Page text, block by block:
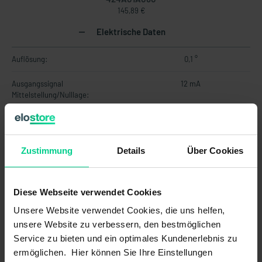
Zustimmung Details Über Cookies
Diese Webseite verwendet Cookies
Unsere Website verwendet Cookies, die uns helfen,
unsere Website zu verbessern, den bestmöglichen
Service zu bieten und ein optimales Kundenerlebnis zu
ermöglichen. Hier können Sie Ihre Einstellungen
145,89 €
Elektrische Daten
Auflösung: 0,1 °
Ausgangssignal
Mittelstellung/Nulllage:
12 mA
Ausgangssignal
Ausgangssignal max.: 20 mA
Ausgangssignal min.: -
Ausgänge: 4...20mA